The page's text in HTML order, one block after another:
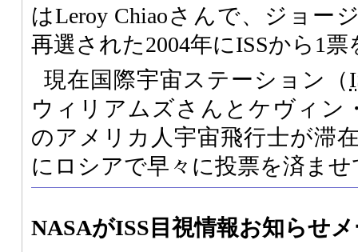
はLeroy Chiaoさんで、ジョー
再選された2004年にISSから1
現在国際宇宙ステーション（
ウィリアムズさんとケヴィン
のアメリカ人宇宙飛行士が滞
にロシアで早々に投票を済ま
NASAがISS目視情報お知らせ